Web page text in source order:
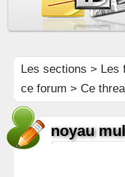
Les sections > Les
ce forum > Ce
noyau